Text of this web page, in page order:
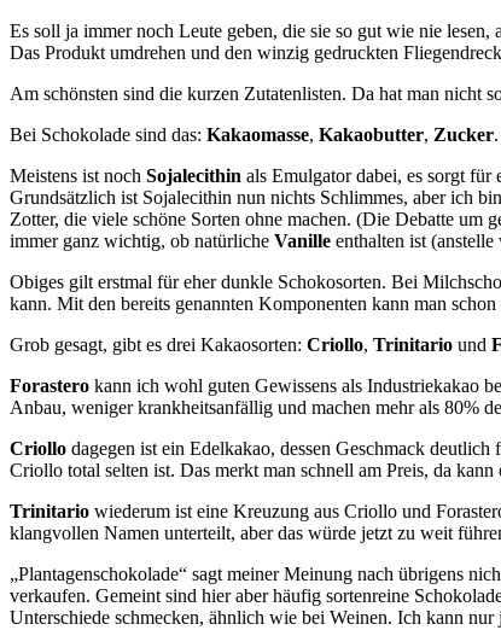
Es soll ja immer noch Leute geben, die sie so gut wie nie
Das Produkt umdrehen und den winzig gedruckten
Am schönsten sind die kurzen Zutatenlisten. Da hat man nicht
Bei Schokolade sind das: Kakaomasse, Kakaobutter, Zucker.
Meistens ist noch Sojalecithin als Emulgator dabei, es sorgt für
Grundsätzlich ist Sojalecithin nun nichts Schlimmes, aber ich
Zotter, die viele schöne Sorten ohne machen. (Die Debatte um
immer ganz wichtig, ob natürliche Vanille enthalten ist
Obiges gilt erstmal für eher dunkle Schokosorten. Bei
kann. Mit den bereits genannten Komponenten kann man
Grob gesagt, gibt es drei Kakaosorten: Criollo, Trinitario und
Forastero kann ich wohl guten Gewissens als Industriekakao
Anbau, weniger krankheitsanfällig und machen mehr als 80%
Criollo dagegen ist ein Edelkakao, dessen Geschmack
Criollo total selten ist. Das merkt man schnell am Preis, da
Trinitario wiederum ist eine Kreuzung aus Criollo und
klangvollen Namen unterteilt, aber das würde jetzt zu weit
„Plantagenschokolade“ sagt meiner Meinung nach übrigens
verkaufen. Gemeint sind hier aber häufig sortenreine
Unterschiede schmecken, ähnlich wie bei Weinen. Ich kann